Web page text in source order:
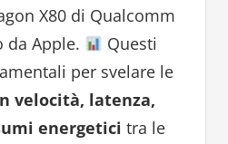
X80 di Qualcomm
da Apple.
Questi
per svelare le
velocità, latenza,
energetici tra le